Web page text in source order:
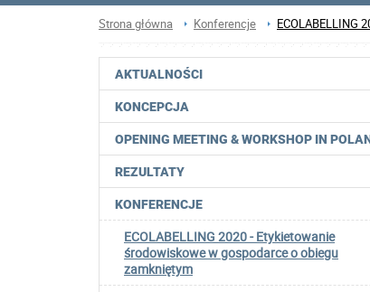
Strona główna Konferencje ECOLABELLING
AKTUALNOŚCI
KONCEPCJA
OPENING MEETING & WORKSHOP IN
REZULTATY
KONFERENCJE
ECOLABELLING 2020 - Etykietowanie
środowiskowe w gospodarce o obiegu
zamkniętym